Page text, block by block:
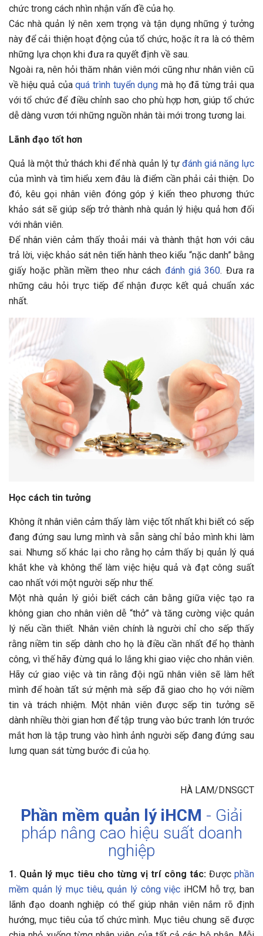
chức trong cách nhìn nhận vấn đề của họ.
Các nhà quản lý nên xem trọng và tận dụng những ý tưởng
này để cải thiện hoạt động của tổ chức, hoặc ít ra là có thêm
những lựa chọn khi đưa ra quyết định về sau.
Ngoài ra, nên hỏi thăm nhân viên mới cũng như nhân viên cũ
về hiệu quả củaquá trình tuyển dụng mà họ đã từng trải qua
với tổ chức để điều chỉnh sao cho phù hợp hơn, giúp tổ chức
dễ dàng vươn tới những nguồn nhân tài mới trong tương lai.
Lãnh đạo tốt hơn
Quả là một thử thách khi để nhà quản lý tự đánh giá năng lực
của mình và tìm hiểu xem đâu là điểm cần phải cải thiện. Do
đó, kêu gọi nhân viên đóng góp ý kiến theo phương thức
khảo sát sẽ giúp sếp trở thành nhà quản lý hiệu quả hơn đối
với nhân viên.
Để nhân viên cảm thấy thoải mái và thành thật hơn với câu
trả lời, việc khảo sát nên tiến hành theo kiểu “nặc danh” bằng
giấy hoặc phần mềm theo như cách đánh giá 360. Đưa ra
những câu hỏi trực tiếp để nhận được kết quả chuẩn xác
nhất.
Học cách tin tưởng
Không ít nhân viên cảm thấy làm việc tốt nhất khi biết có sếp
đang đứng sau lưng mình và sẵn sàng chỉ bảo mình khi làm
sai. Nhưng số khác lại cho rằng họ cảm thấy bị quản lý quá
khắt khe và không thể làm việc hiệu quả và đạt công suất
cao nhất với một người sếp như thế.
Một nhà quản lý giỏi biết cách cân bằng giữa việc tạo ra
không gian cho nhân viên dễ “thở” và tăng cường việc quản
lý nếu cần thiết. Nhân viên chính là người chỉ cho sếp thấy
rằng niềm tin sếp dành cho họ là điều cần nhất để họ thành
công, vì thế hãy đừng quá lo lắng khi giao việc cho nhân viên.
Hãy cứ giao việc và tin rằng đội ngũ nhân viên sẽ làm hết
mình để hoàn tất sứ mệnh mà sếp đã giao cho họ với niềm
tin và trách nhiệm. Một nhân viên được sếp tin tưởng sẽ
dành nhiều thời gian hơn để tập trung vào bức tranh lớn trước
mắt hơn là tập trung vào hình ảnh người sếp đang đứng sau
lưng quan sát từng bước đi của họ.
HÀ LAM/DNSGCT
Phần mềm quản lýiHCM - Giải
pháp nâng cao hiệu suất doanh
nghiệp
1. Quản lý mục tiêu cho từng vị trí công tác: Được phần
mềm quản lý mục tiêu,quản lý công việc iHCM hỗ trợ, ban
lãnh đạo doanh nghiệp có thể giúp nhân viên nắm rõ định
hướng, mục tiêu của tổ chức mình. Mục tiêu chung sẽ được